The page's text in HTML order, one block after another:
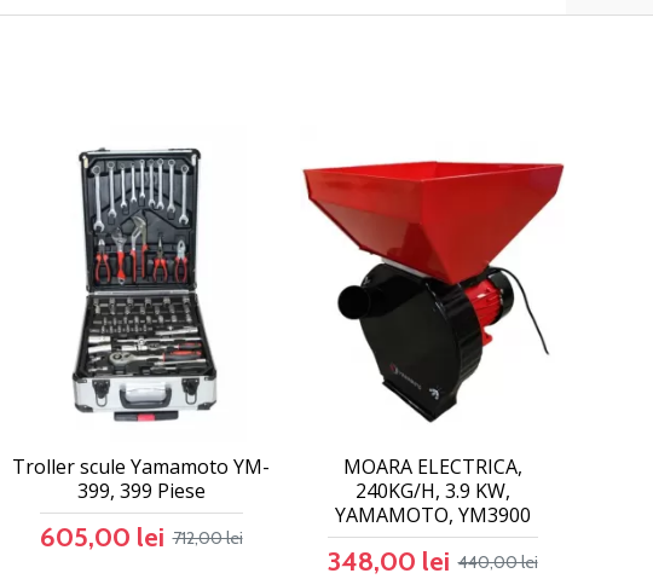
Troller scule Yamamoto YM-
399, 399 Piese
605,00 lei 712,00 lei
MOARA ELECTRICA,
240KG/H, 3.9 KW,
YAMAMOTO, YM3900
348,00 lei 440,00 lei